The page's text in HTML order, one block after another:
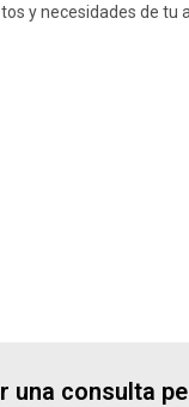
y necesidades de tu
una consulta